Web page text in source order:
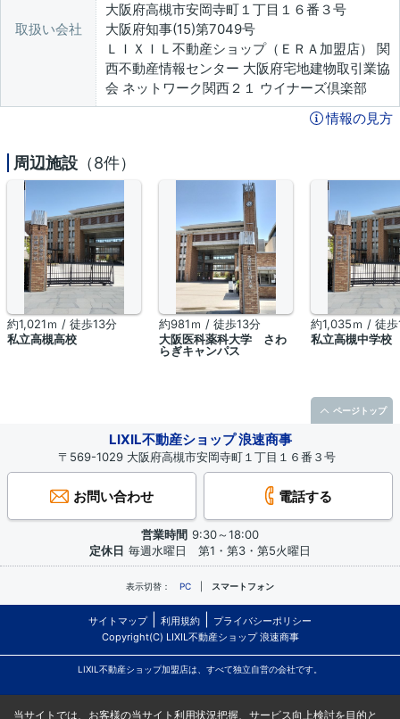
取扱い会社
大阪府高槻市安岡寺町１丁目１６番３号
大阪府知事(15)第7049号
ＬＩＸＩＬ不動産ショップ（ＥＲＡ加盟店） 関
西不動産情報センター 大阪府宅地建物取引業協
会 ネットワーク関西２１ ウイナーズ倶楽部
情報の見方
周辺施設 （8件）
約1,021ｍ / 徒歩13分
私立高槻高校
約981ｍ / 徒歩13分
大阪医科薬科大学 さわ
らぎキャンパス
約1,035ｍ / 徒歩
私立高槻中学校
LIXIL不動産ショップ 浪速商事
〒569-1029 大阪府高槻市安岡寺町１丁目１６番３号
お問い合わせ 電話する
営業時間 9:30～18:00
定休日 毎週水曜日 第1・第3・第5火曜日
表示切替： PC スマートフォン
サイトマップ 利用規約
プライバシーポリシー
Copyright(C) LIXIL不動産ショップ 浪速商事
LIXIL不動産ショップ加盟店は、すべて独立自営の会社です。
ページトップ
当サイトでは、お客様の当サイト利用状況把握、サービス向上検討を目的と